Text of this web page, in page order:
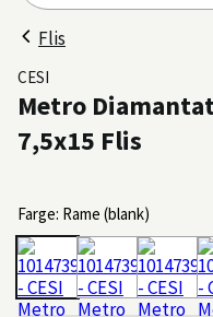
Flis
CESI
Metro
7,5x15 Flis
Farge: Rame (blank)